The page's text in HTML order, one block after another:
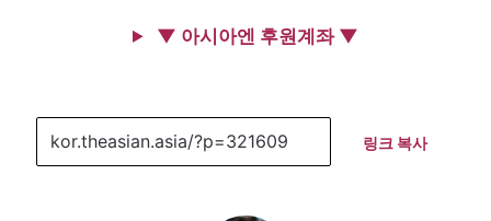
▼ 아시아엔 후원계좌 ▼
링크 복사